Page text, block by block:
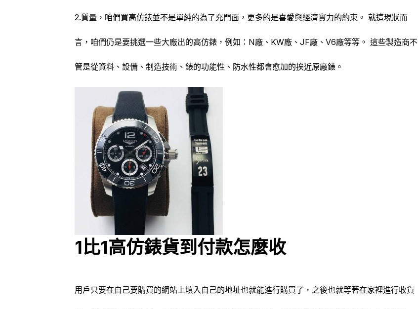
2.質量，咱們買高仿錶並不是單純的為了充門面，更多的是喜愛與經濟實力的約束。 就這現狀而
言，咱們仍是要挑選一些大廠出的高仿錶，例如：N廠、KW廠、JF廠、V6廠等等。 這些製造商不
管是從資料、設備、制造技術、錶的功能性、防水性都會愈加的挨近原廠錶。
1比1高仿錶貨到付款怎麼收
用戶只要在自己要購買的網站上填入自己的地址也就能進行購買了，之後也就等著在家裡進行收貨